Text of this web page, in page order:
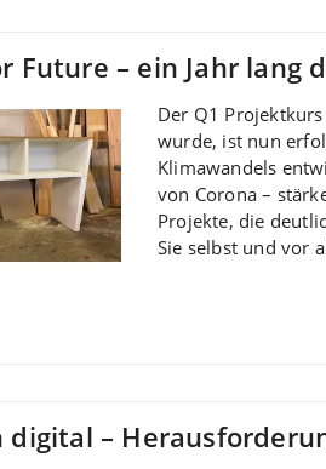
Future – ein Jahr
Der Q1
wurde, ist nun
Klimawandels
von Corona –
Projekte, die
Sie selbst und vor
digital –